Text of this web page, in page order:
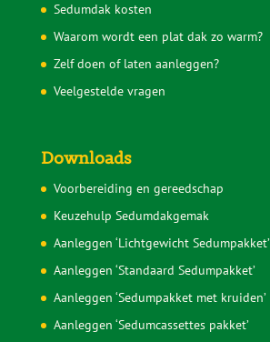
Sedumdak kosten
Waarom wordt een plat dak zo warm?
Zelf doen of laten aanleggen?
Veelgestelde vragen
Downloads
Voorbereiding en gereedschap
Keuzehulp Sedumdakgemak
Aanleggen ‘Lichtgewicht Sedumpakket’
Aanleggen ‘Standaard Sedumpakket’
Aanleggen ‘Sedumpakket met kruiden’
Aanleggen ‘Sedumcassettes pakket’